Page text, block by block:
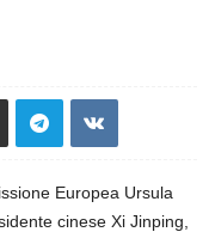
Europea Ursula
cinese Xi Jinping,